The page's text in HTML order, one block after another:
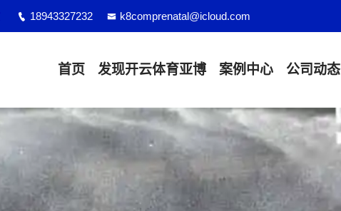
18943327232 k8comprenatal@icloud.com
首页 发现开云体育亚博 案例中心 公司动态